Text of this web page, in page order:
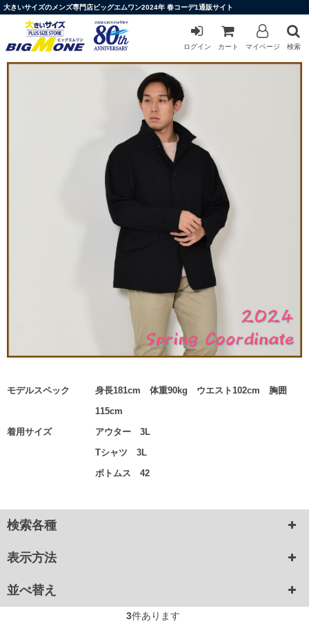
大きいサイズのメンズ専門店ビッグエムワン2024年 春コーデ1通販サイト
ログイン カート マイページ 検索
モデルスペック
身長181cm 体重90kg ウエスト102cm 胸囲
115cm
着用サイズ
アウター 3L
Tシャツ 3L
ボトムス 42
検索各種
表示方法
並べ替え
3件あります